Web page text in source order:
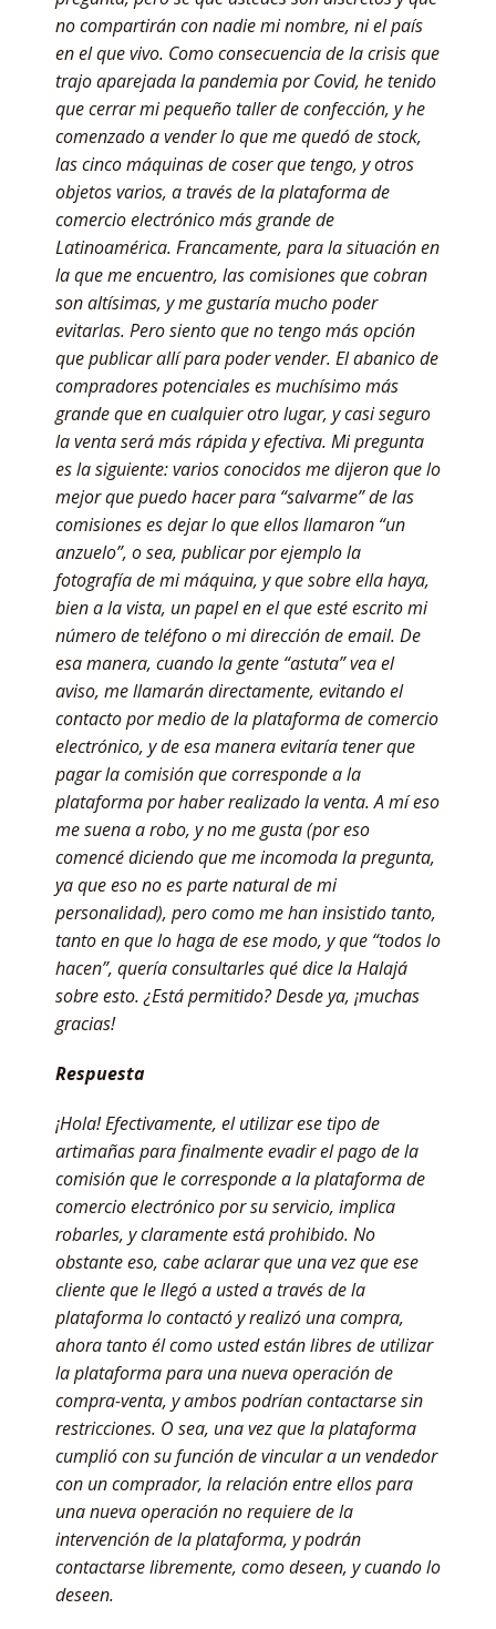
no compartirán con nadie mi nombre, ni el país
en el que vivo. Como consecuencia de la crisis que
trajo aparejada la pandemia por Covid, he tenido
que cerrar mi pequeño taller de confección, y he
comenzado a vender lo que me quedó de stock,
las cinco máquinas de coser que tengo, y otros
objetos varios, a través de la plataforma de
comercio electrónico más grande de
Latinoamérica. Francamente, para la situación en
la que me encuentro, las comisiones que cobran
son altísimas, y me gustaría mucho poder
evitarlas. Pero siento que no tengo más opción
que publicar allí para poder vender. El abanico de
compradores potenciales es muchísimo más
grande que en cualquier otro lugar, y casi seguro
la venta será más rápida y efectiva. Mi pregunta
es la siguiente: varios conocidos me dijeron que lo
mejor que puedo hacer para “salvarme” de las
comisiones es dejar lo que ellos llamaron “un
anzuelo”, o sea, publicar por ejemplo la
fotografía de mi máquina, y que sobre ella haya,
bien a la vista, un papel en el que esté escrito mi
número de teléfono o mi dirección de email. De
esa manera, cuando la gente “astuta” vea el
aviso, me llamarán directamente, evitando el
contacto por medio de la plataforma de comercio
electrónico, y de esa manera evitaría tener que
pagar la comisión que corresponde a la
plataforma por haber realizado la venta. A mí eso
me suena a robo, y no me gusta (por eso
comencé diciendo que me incomoda la pregunta,
ya que eso no es parte natural de mi
personalidad), pero como me han insistido tanto,
tanto en que lo haga de ese modo, y que “todos lo
hacen”, quería consultarles qué dice la Halajá
sobre esto. ¿Está permitido? Desde ya, ¡muchas
gracias!
Respuesta
¡Hola! Efectivamente, el utilizar ese tipo de
artimañas para finalmente evadir el pago de la
comisión que le corresponde a la plataforma de
comercio electrónico por su servicio, implica
robarles, y claramente está prohibido. No
obstante eso, cabe aclarar que una vez que ese
cliente que le llegó a usted a través de la
plataforma lo contactó y realizó una compra,
ahora tanto él como usted están libres de utilizar
la plataforma para una nueva operación de
compra-venta, y ambos podrían contactarse sin
restricciones. O sea, una vez que la plataforma
cumplió con su función de vincular a un vendedor
con un comprador, la relación entre ellos para
una nueva operación no requiere de la
intervención de la plataforma, y podrán
contactarse libremente, como deseen, y cuando lo
deseen.